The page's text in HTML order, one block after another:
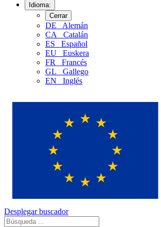
Idioma:
Cerrar
DE
Alemán
CA
Catalán
ES
Español
EU
Euskera
FR
Francés
GL
Gallego
EN
Inglés
Desplegar buscador